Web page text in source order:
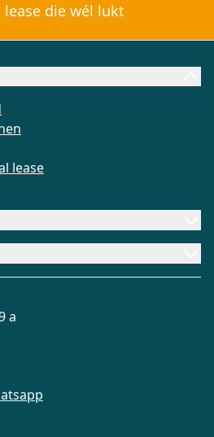
lease die wél lukt
lease
a